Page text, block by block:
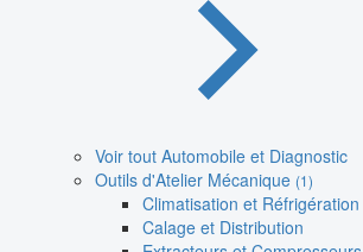
Voir tout Automobile et Diagnostic
Outils d'Atelier Mécanique (1)
Climatisation et Réfrigération
Calage et Distribution